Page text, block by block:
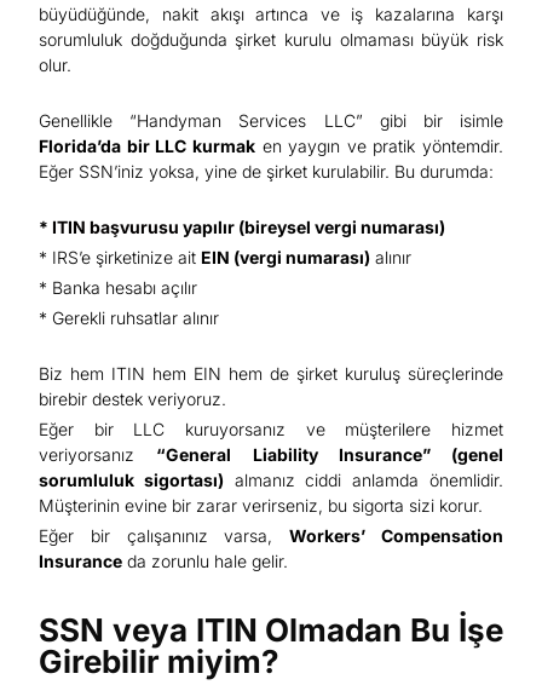
büyüdüğünde, nakit akışı artınca ve iş kazalarına karşı
sorumluluk doğduğunda şirket kurulu olmaması büyük risk
olur.
Genellikle “Handyman Services LLC” gibi bir isimle
Florida’da bir LLC kurmaken yaygın ve pratik yöntemdir.
Eğer SSN’iniz yoksa, yine de şirket kurulabilir. Bu durumda:
* ITIN başvurusu yapılır (bireysel vergi numarası)
* IRS’e şirketinize ait EIN (vergi numarası) alınır
* Banka hesabı açılır
* Gerekli ruhsatlar alınır
Biz hem ITIN hem EIN hem de şirket kuruluş süreçlerinde
birebir destek veriyoruz.
Eğer bir LLC kuruyorsanız ve müşterilere hizmet
veriyorsanız “General Liability Insurance” (genel
sorumluluk sigortası) almanız ciddi anlamda önemlidir.
Müşterinin evine bir zarar verirseniz, bu sigorta sizi korur.
Eğer bir çalışanınız varsa, Workers’ Compensation
Insurance da zorunlu hale gelir.
SSN veya ITIN Olmadan Bu İşe
Girebilir miyim?